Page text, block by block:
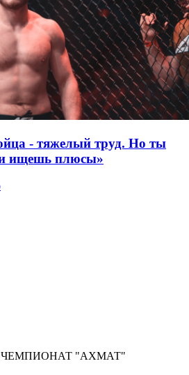
- тяжелый труд. Но ты
ищешь плюсы»
"АХМАТ"